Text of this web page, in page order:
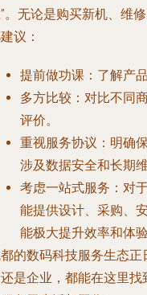
。无论是购买新机、维
议：
提前做功课 ：了解产
多方比较 ：对比不同
评价。
重视服务协议 ：明确
涉及数据安全和长期
考虑一站式服务 ：对
能提供设计、采购、
能极大提升效率和体验
的数码科技服务生态
是企业，都能在这里